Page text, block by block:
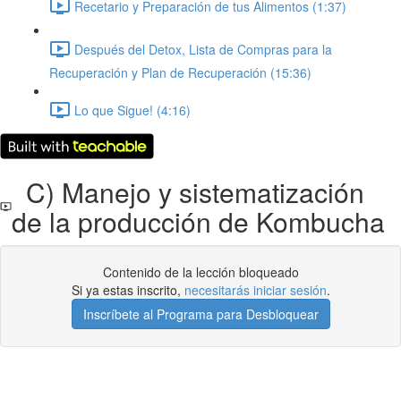
Recetario y Preparación de tus Alimentos (1:37)
Después del Detox, Lista de Compras para la
Recuperación y Plan de Recuperación (15:36)
Lo que Sigue! (4:16)
C) Manejo y sistematización
de la producción de Kombucha
Contenido de la lección bloqueado
Si ya estas inscrito, necesitarás iniciar sesión.
Inscríbete al Programa para Desbloquear